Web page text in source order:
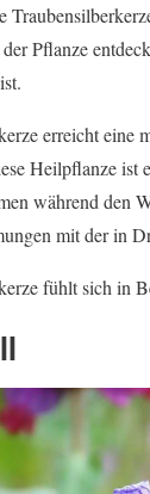
Pflanze
erreicht eine
Heilpflanze
während den
mit der in
fühlt sich in